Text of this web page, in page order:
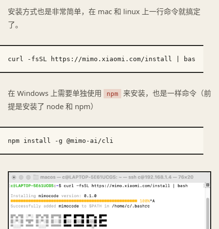
安装方式也是非常简单，在 mac 和 linux 上一行命令就搞定
了。
在 Windows 上需要单独使用 npm
来安装，也是一样命令（前
提是安装了 node 和 npm）